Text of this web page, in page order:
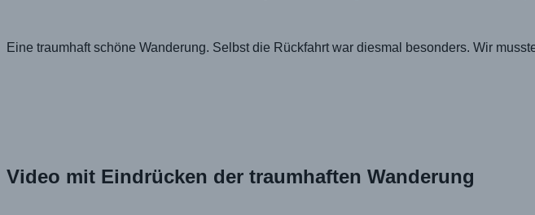
Eine traumhaft schöne Wanderung. Selbst die Rückfahrt war diesmal besonders. Wir
Video mit Eindrücken der traumhaften Wanderung